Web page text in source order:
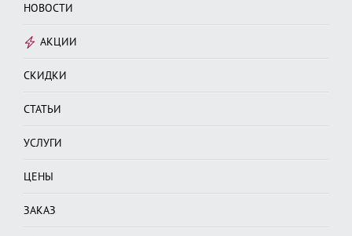
НОВОСТИ
АКЦИИ
СКИДКИ
СТАТЬИ
УСЛУГИ
ЦЕНЫ
ЗАКАЗ